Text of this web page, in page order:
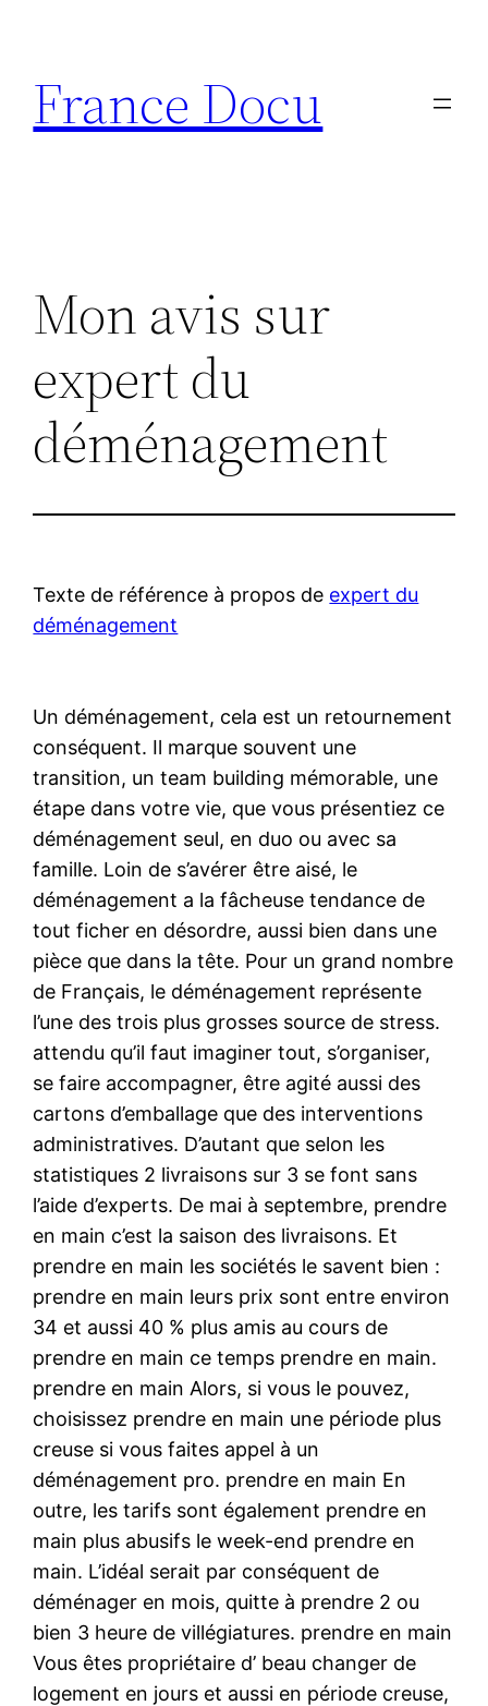
contenu
France Docu
Mon avis sur
expert du
déménagement
Texte de référence à propos de expert du
déménagement
Un déménagement, cela est un retournement
conséquent. Il marque souvent une
transition, un team building mémorable, une
étape dans votre vie, que vous présentiez ce
déménagement seul, en duo ou avec sa
famille. Loin de s’avérer être aisé, le
déménagement a la fâcheuse tendance de
tout ficher en désordre, aussi bien dans une
pièce que dans la tête. Pour un grand nombre
de Français, le déménagement représente
l’une des trois plus grosses source de stress.
attendu qu’il faut imaginer tout, s’organiser,
se faire accompagner, être agité aussi des
cartons d’emballage que des interventions
administratives. D’autant que selon les
statistiques 2 livraisons sur 3 se font sans
l’aide d’experts. De mai à septembre, prendre
en main c’est la saison des livraisons. Et
prendre en main les sociétés le savent bien :
prendre en main leurs prix sont entre environ
34 et aussi 40 % plus amis au cours de
prendre en main ce temps prendre en main.
prendre en main Alors, si vous le pouvez,
choisissez prendre en main une période plus
creuse si vous faites appel à un
déménagement pro. prendre en main En
outre, les tarifs sont également prendre en
main plus abusifs le week-end prendre en
main. L’idéal serait par conséquent de
déménager en mois, quitte à prendre 2 ou
bien 3 heure de villégiatures. prendre en main
Vous êtes propriétaire d’ beau changer de
logement en jours et aussi en période creuse,